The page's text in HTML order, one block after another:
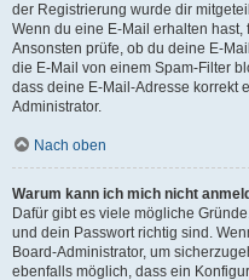
der Registrierung wurde dir
Wenn du eine E-Mail erhalten
Ansonsten prüfe, ob du deine E-
die E-Mail von einem Spam-Filter
dass deine E-Mail-Adresse korrekt
Administrator.
Nach oben
Warum kann ich mich nicht
Dafür gibt es viele mögliche
und dein Passwort richtig sind.
Board-Administrator, um
ebenfalls möglich, dass ein